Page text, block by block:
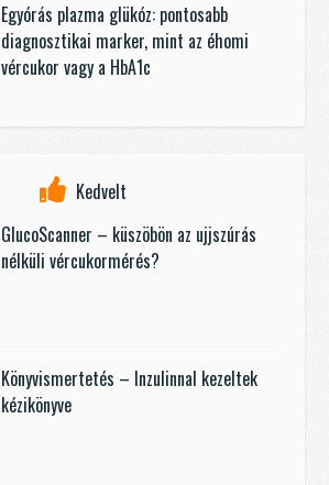
Egyórás plazma glükóz: pontosabb
diagnosztikai marker, mint az éhomi
vércukor vagy a HbA1c
Kedvelt
GlucoScanner – küszöbön az ujjszúrás
nélküli vércukormérés?
Könyvismertetés – Inzulinnal kezeltek
kézikönyve